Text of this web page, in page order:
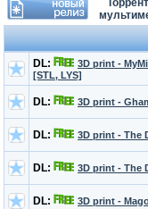
DL:
3D print -
[STL, LYS]
DL: 3D print -
DL: 3D print - The
DL: 3D print - The
DL: 3D print -